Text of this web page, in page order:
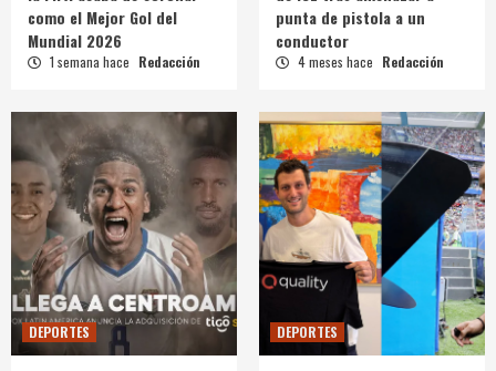
como el Mejor Gol del
Mundial 2026
1 semana hace Redacción
punta de pistola a un
conductor
4 meses hace Redacción
DEPORTES DEPORTES